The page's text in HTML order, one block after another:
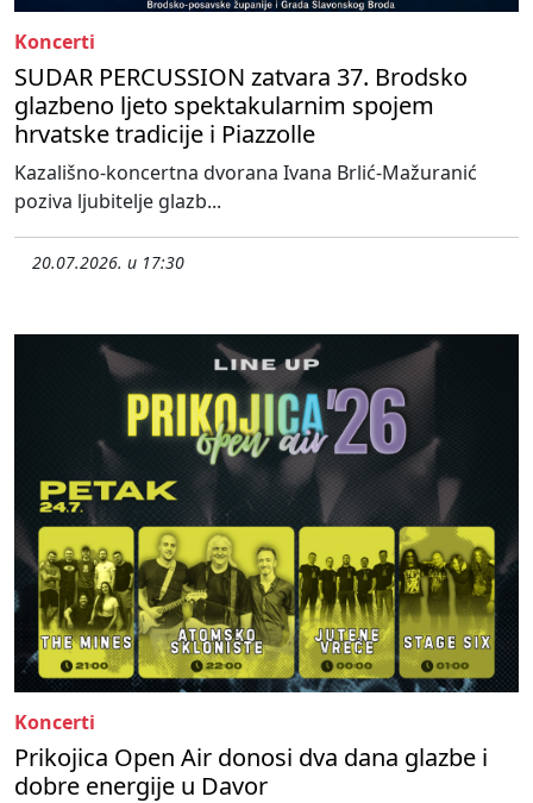
Koncerti
SUDAR PERCUSSION zatvara 37. Brodsko
glazbeno ljeto spektakularnim spojem
hrvatske tradicije i Piazzolle
Kazališno-koncertna dvorana Ivana Brlić-Mažuranić
poziva ljubitelje glazb...
20.07.2026. u 17:30
Koncerti
Prikojica Open Air donosi dva dana glazbe i
dobre energije u Davor